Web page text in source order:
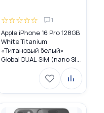
☆☆☆☆☆ 1
Apple iPhone 16 Pro 128GB
White Titanium
«Титановый белый»
Global DUAL SIM (nano SIM